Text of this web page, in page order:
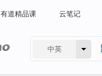
有道精品课 云笔记
中英